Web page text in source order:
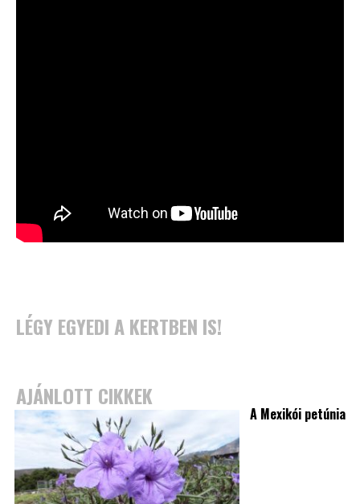
LÉGY EGYEDI A KERTBEN IS!
AJÁNLOTT CIKKEK
A Mexikói petúnia